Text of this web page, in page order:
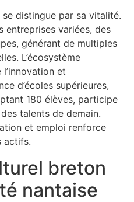
se distingue par sa vitalité.
entreprises variées, des
générant de multiples
L’écosystème
et
d’écoles supérieures,
180 élèves, participe
talents de demain.
et emploi renforce
actifs.
breton
nantaise